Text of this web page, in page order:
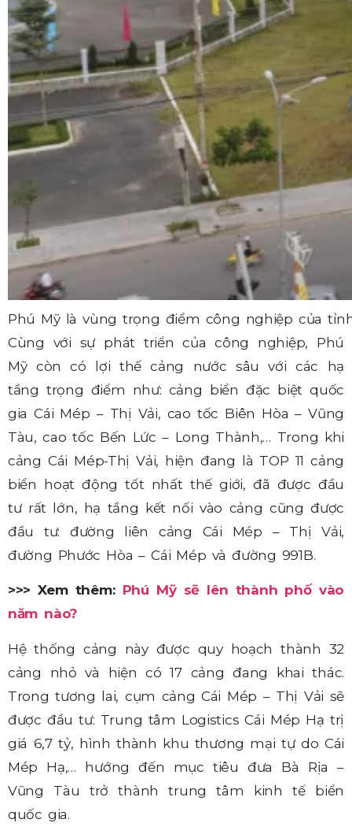
Phú Mỹ là vùng trọng điểm công nghiệp của
Cùng với sự phát triển của công nghiệp, Phú
Mỹ còn có lợi thế cảng nước sâu với các hạ
tầng trọng điểm như: cảng biển đặc biệt quốc
gia Cái Mép – Thị Vải, cao tốc Biên Hòa – Vũng
Tàu, cao tốc Bến Lức – Long Thành,… Trong khi
cảng Cái Mép-Thị Vải, hiện đang là TOP 11 cảng
biển hoạt động tốt nhất thế giới, đã được đầu
tư rất lớn, hạ tầng kết nối vào cảng cũng được
đầu tư: đường liên cảng Cái Mép – Thị Vải,
đường Phước Hòa – Cái Mép và đường 991B.
>>> Xem thêm: Phú Mỹ sẽ lên thành phố vào
năm nào?
Hệ thống cảng này được quy hoạch thành 32
cảng nhỏ và hiện có 17 cảng đang khai thác.
Trong tương lai, cụm cảng Cái Mép – Thị Vải sẽ
được đầu tư: Trung tâm Logistics Cái Mép Hạ trị
giá 6,7 tỷ, hình thành khu thương mại tự do Cái
Mép Hạ,… hướng đến mục tiêu đưa Bà Rịa –
Vũng Tàu trở thành trung tâm kinh tế biển
quốc gia.